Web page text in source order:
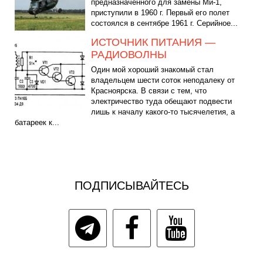
предназначенного для замены Ми-1,
приступили в 1960 г. Первый его полет
состоялся в сентябре 1961 г. Серийное...
ИСТОЧНИК ПИТАНИЯ —
РАДИОВОЛНЫ
Один мой хороший знакомый стал
владельцем шести соток неподалеку от
Красноярска. В связи с тем, что
электричество туда обещают подвести
лишь к началу какого-то тысячелетия, а
батареек к...
ПОДПИСЫВАЙТЕСЬ